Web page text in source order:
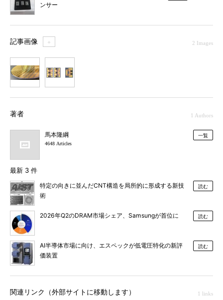
ンサー
記事画像 ＋ 2 Images
著者 1 Authors
馬本隆綱
4648 Articles
一覧
最新 3 件
特定の向きに並んだCNT構造を局所的に形成する新技
術
読む
2026年Q2のDRAM市場シェア、Samsungが首位に 読む
AI半導体市場に向け、エスペックが低電圧特化の新評
価装置
読む
関連リンク（外部サイトに移動します） 1 links